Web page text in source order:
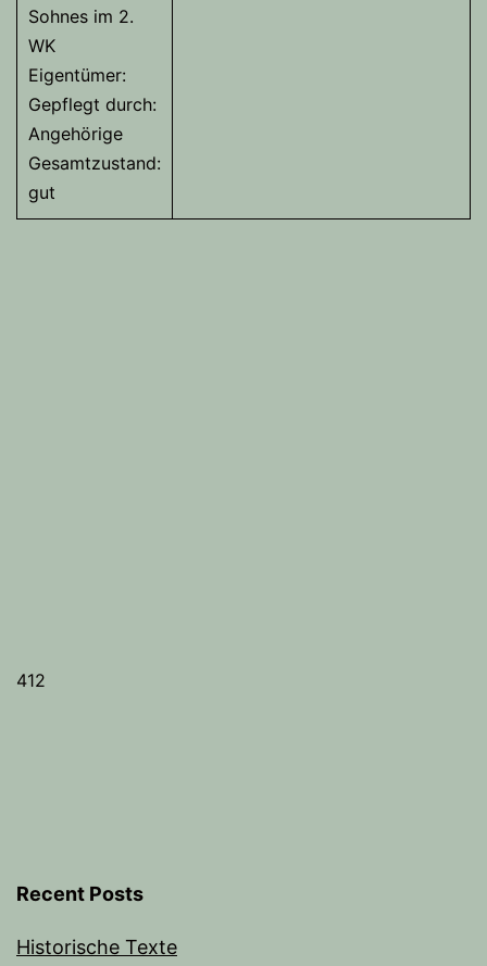
Sohnes im 2.
WK
Eigentümer:
Gepflegt durch:
Angehörige
Gesamtzustand:
gut
412
Recent Posts
Historische Texte